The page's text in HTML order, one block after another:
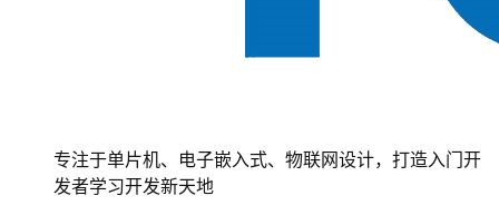
专注于单片机、电子嵌入式、物联网设计，打造入门开
发者学习开发新天地